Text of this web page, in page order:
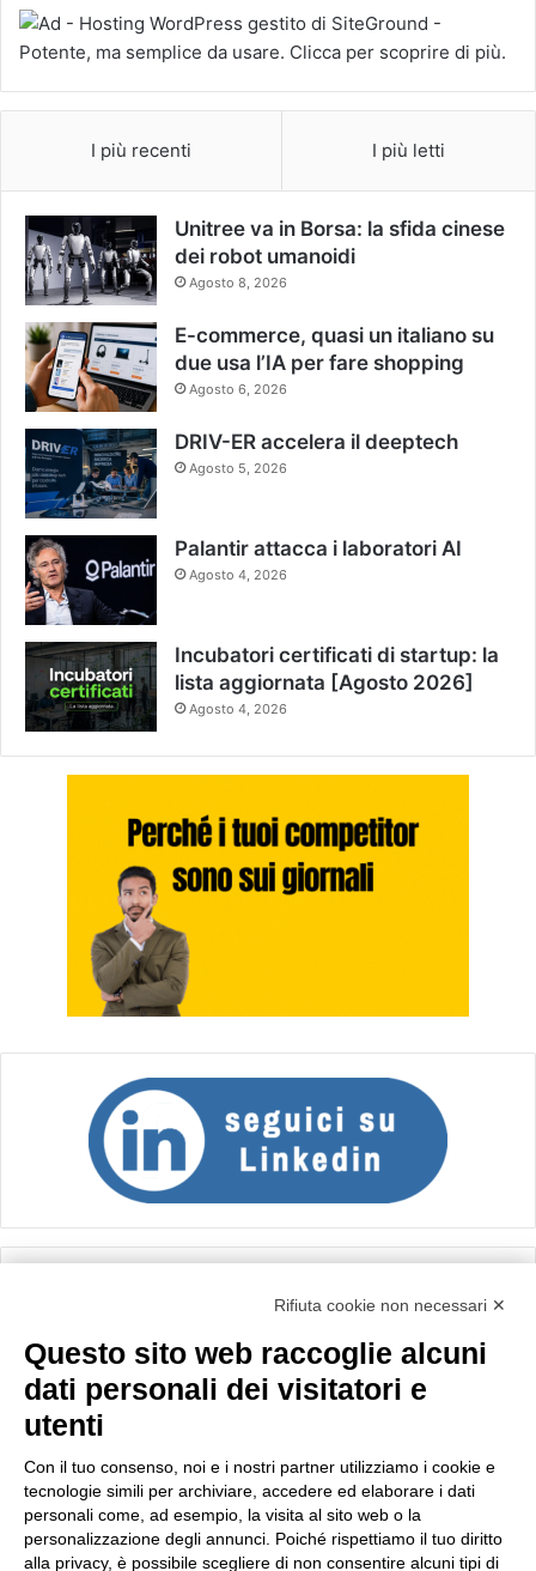
I più recenti I più letti
Unitree va in Borsa: la sfida cinese
dei robot umanoidi
Agosto 8, 2026
E-commerce, quasi un italiano su
due usa l’IA per fare shopping
Agosto 6, 2026
DRIV-ER accelera il deeptech
Agosto 5, 2026
Palantir attacca i laboratori AI
Agosto 4, 2026
Incubatori certificati di startup: la
lista aggiornata [Agosto 2026]
Agosto 4, 2026
Importo netto (€):
Calcola
Rifiuta cookie non necessari ✕
Questo sito web raccoglie alcuni
dati personali dei visitatori e
utenti
Con il tuo consenso, noi e i nostri partner utilizziamo i cookie e
tecnologie simili per archiviare, accedere ed elaborare i dati
personali come, ad esempio, la visita al sito web o la
personalizzazione degli annunci. Poiché rispettiamo il tuo diritto
alla privacy, è possibile scegliere di non consentire alcuni tipi di